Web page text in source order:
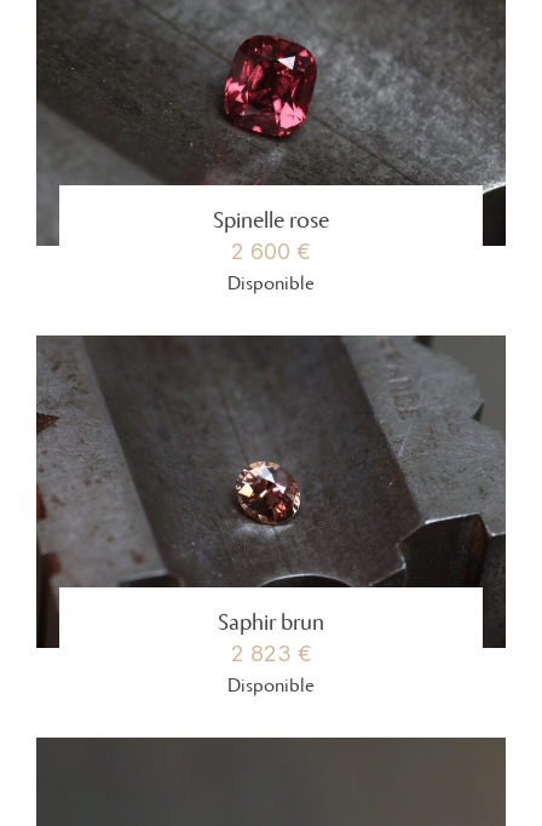
Spinelle rose
2 600 €
Disponible
Saphir brun
2 823 €
Disponible